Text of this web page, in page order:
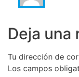
Deja una
Tu dirección de
Los campos